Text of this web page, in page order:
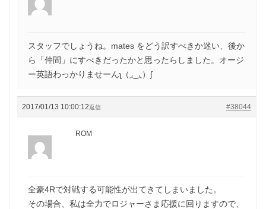
スタッフでしょうね。mates をどう訳すべきか迷い、後か
ら「仲間」にすべきだったかと思ったらしました。オージ
ー英語わっかりませーんʅ（◞‿◟）ʃ
2017/01/13 10:00:12 #38044
返信
ROM
全豪4Rで対戦する可能性が出てきてしまいました。
その場合、私は全力でロジャーさま応援に回りますので、